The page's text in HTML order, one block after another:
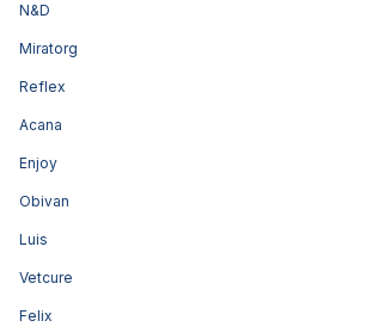
N&D
Miratorg
Reflex
Acana
Enjoy
Obivan
Luis
Vetcure
Felix